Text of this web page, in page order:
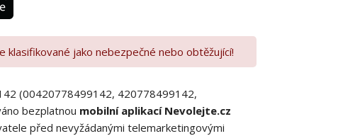
jako nebezpečné nebo obtěžující!
(00420778499142, 420778499142,
bezplatnou mobilní aplikací Nevolejte.cz
před nevyžádanými telemarketingovými